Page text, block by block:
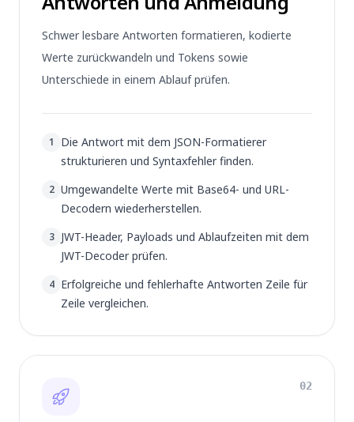
Schwer lesbare Antworten formatieren, kodierte
Werte zurückwandeln und Tokens sowie
Unterschiede in einem Ablauf prüfen.
1
Die Antwort mit dem JSON-Formatierer
strukturieren und Syntaxfehler finden.
2 Umgewandelte Werte mit Base64- und URL-
Decodern wiederherstellen.
3 JWT-Header, Payloads und Ablaufzeiten mit dem
JWT-Decoder prüfen.
4 Erfolgreiche und fehlerhafte Antworten Zeile für
Zeile vergleichen.
02